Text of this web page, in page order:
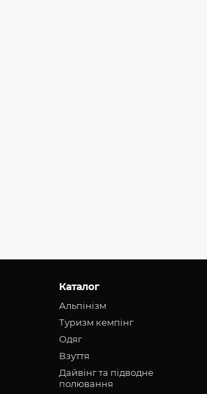
Каталог
Альпінізм
Туризм кемпінг
Oдяг
Взуття
Дайвінг та підводне
полювання